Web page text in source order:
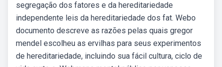
segregação dos fatores e da hereditariedade
independente leis da hereditariedade dos fat. Webo
documento descreve as razões pelas quais gregor
mendel escolheu as ervilhas para seus experimentos
de hereditariedade, incluindo sua fácil cultura, ciclo de